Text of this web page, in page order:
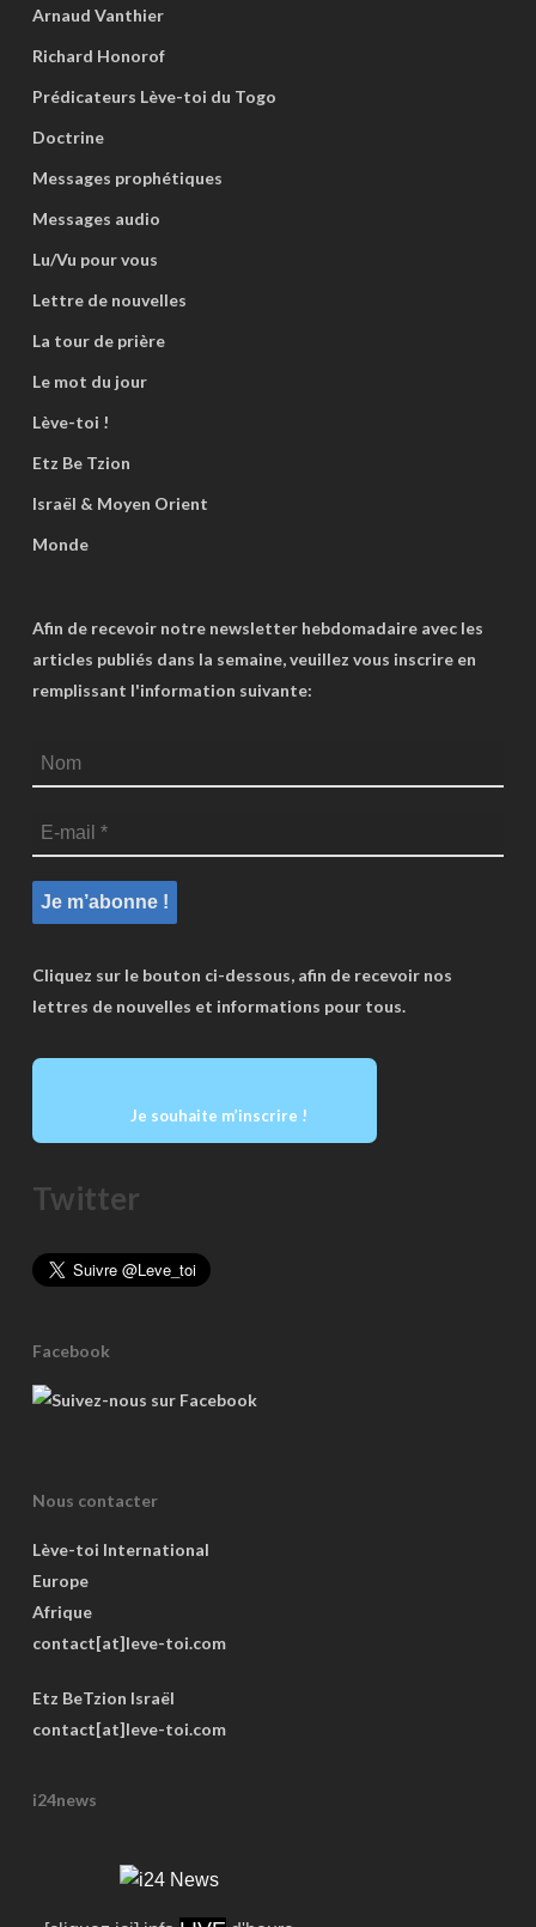
Arnaud Vanthier
Richard Honorof
Prédicateurs Lève-toi du Togo
Doctrine
Messages prophétiques
Messages audio
Lu/Vu pour vous
Lettre de nouvelles
La tour de prière
Le mot du jour
Lève-toi !
Etz Be Tzion
Israël & Moyen Orient
Monde
Afin de recevoir notre newsletter hebdomadaire avec les
articles publiés dans la semaine, veuillez vous inscrire en
remplissant l'information suivante:
Cliquez sur le bouton ci-dessous, afin de recevoir nos
lettres de nouvelles et informations pour tous.
Je souhaite m’inscrire !
Twitter
Facebook
Nous contacter
Lève-toi International
Europe
Afrique
contact[at]leve-toi.com
Etz BeTzion Israël
contact[at]leve-toi.com
i24news